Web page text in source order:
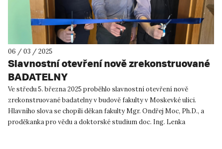
06 / 03 / 2025
Slavnostní otevření nově zrekonstruované
BADATELNY
Ve středu 5. března 2025 proběhlo slavnostní otevření nově
zrekonstruované badatelny v budově fakulty v Moskevké ulici.
Hlavního slova se chopili děkan fakulty Mgr. Ondřej Moc, Ph.D., a
proděkanka pro vědu a doktorské studium doc. Ing. Lenka